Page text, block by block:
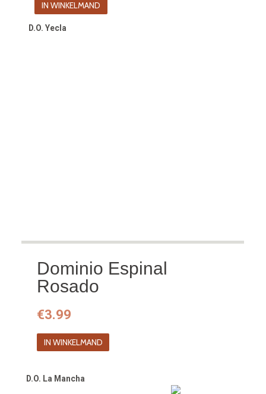
IN WINKELMAND
D.O. Yecla
Dominio Espinal
Rosado
€3.99
IN WINKELMAND
D.O. La Mancha